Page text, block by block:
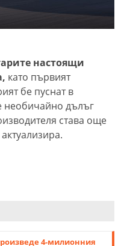
настоящи
като първият
бе пуснат в
необичайно дълъг
става още
4-милионния